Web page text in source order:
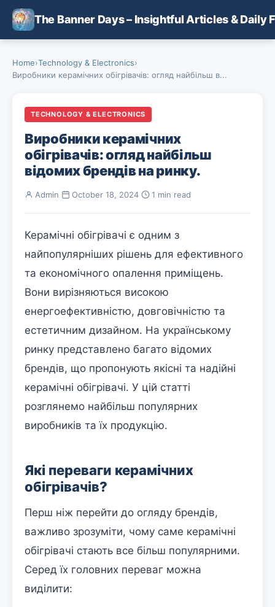
Skip to main content
The Banner Days – Insightful Articles & Daily
Home›Technology & Electronics›
Виробники керамічних обігрівачів: огляд найбільш в...
TECHNOLOGY & ELECTRONICS
Виробники керамічних
обігрівачів: огляд найбільш
відомих брендів на ринку.
Admin October 18, 2024 1 min read
Керамічні обігрівачі є одним з
найпопулярніших рішень для ефективного
та економічного опалення приміщень.
Вони вирізняються високою
енергоефективністю, довговічністю та
естетичним дизайном. На українському
ринку представлено багато відомих
брендів, що пропонують якісні та надійні
керамічні обігрівачі. У цій статті
розглянемо найбільш популярних
виробників та їх продукцію.
Які переваги керамічних
обігрівачів?
Перш ніж перейти до огляду брендів,
важливо зрозуміти, чому саме керамічні
обігрівачі стають все більш популярними.
Серед їх головних переваг можна
виділити: